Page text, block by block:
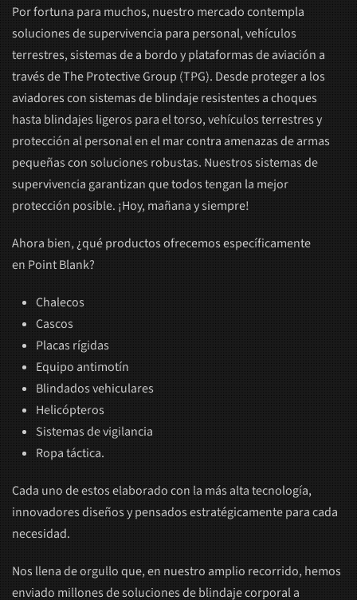
Por fortuna para muchos, nuestro mercado contempla
soluciones de supervivencia para personal, vehículos
terrestres, sistemas de a bordo y plataformas de aviación a
través de The Protective Group (TPG). Desde proteger a los
aviadores con sistemas de blindaje resistentes a choques
hasta blindajes ligeros para el torso, vehículos terrestres y
protección al personal en el mar contra amenazas de armas
pequeñas con soluciones robustas. Nuestros sistemas de
supervivencia garantizan que todos tengan la mejor
protección posible. ¡Hoy, mañana y siempre!
Ahora bien, ¿qué productos ofrecemos específicamente
en Point Blank?
Chalecos
Cascos
Placas rígidas
Equipo antimotín
Blindados vehiculares
Helicópteros
Sistemas de vigilancia
Ropa táctica.
Cada uno de estos elaborado con la más alta tecnología,
innovadores diseños y pensados estratégicamente para cada
necesidad.
Nos llena de orgullo que, en nuestro amplio recorrido, hemos
enviado millones de soluciones de blindaje corporal a